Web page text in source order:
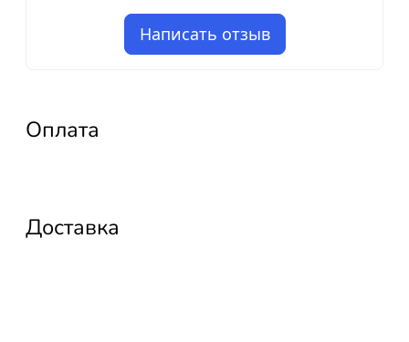
Написать отзыв
Оплата
Доставка